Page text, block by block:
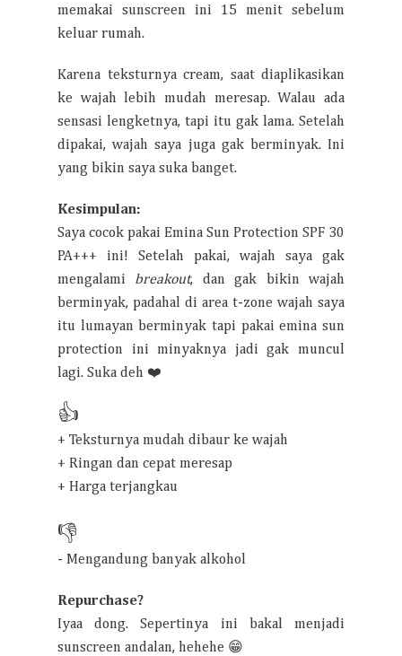
memakai sunscreen ini 15 menit sebelum
keluar rumah.
Karena teksturnya cream, saat diaplikasikan
ke wajah lebih mudah meresap. Walau ada
sensasi lengketnya, tapi itu gak lama. Setelah
dipakai, wajah saya juga gak berminyak. Ini
yang bikin saya suka banget.
Kesimpulan:
Saya cocok pakai Emina Sun Protection SPF 30
PA+++ ini! Setelah pakai, wajah saya gak
mengalami breakout, dan gak bikin wajah
berminyak, padahal di area t-zone wajah saya
itu lumayan berminyak tapi pakai emina sun
protection ini minyaknya jadi gak muncul
lagi. Suka deh ❤️
👍
+ Teksturnya mudah dibaur ke wajah
+ Ringan dan cepat meresap
+ Harga terjangkau
👎
- Mengandung banyak alkohol
Repurchase?
Iyaa dong. Sepertinya ini bakal menjadi
sunscreen andalan, hehehe 😁